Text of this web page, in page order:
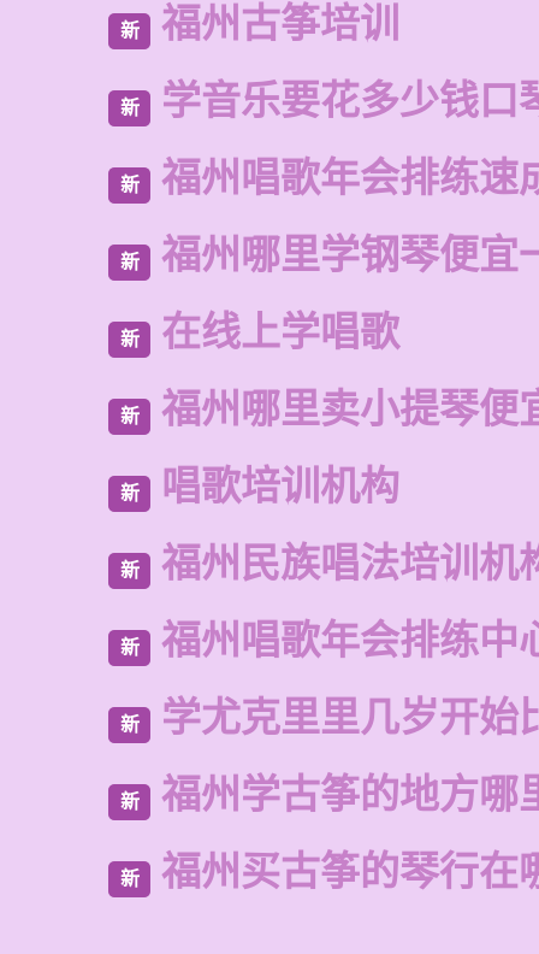
新 福州古筝培训
新 学音乐要花多少钱口
新 福州唱歌年会排练速
新 福州哪里学钢琴便宜
新 在线上学唱歌
新 福州哪里卖小提琴便
新 唱歌培训机构
新 福州民族唱法培训机
新 福州唱歌年会排练中
新 学尤克里里几岁开始
新 福州学古筝的地方哪
新 福州买古筝的琴行在